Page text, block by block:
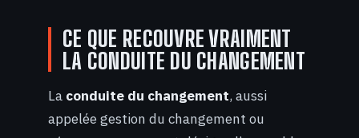
CE QUE RECOUVRE VRAIMENT
LA CONDUITE DU CHANGEMENT
La conduite du changement, aussi
appelée gestion du changement ou